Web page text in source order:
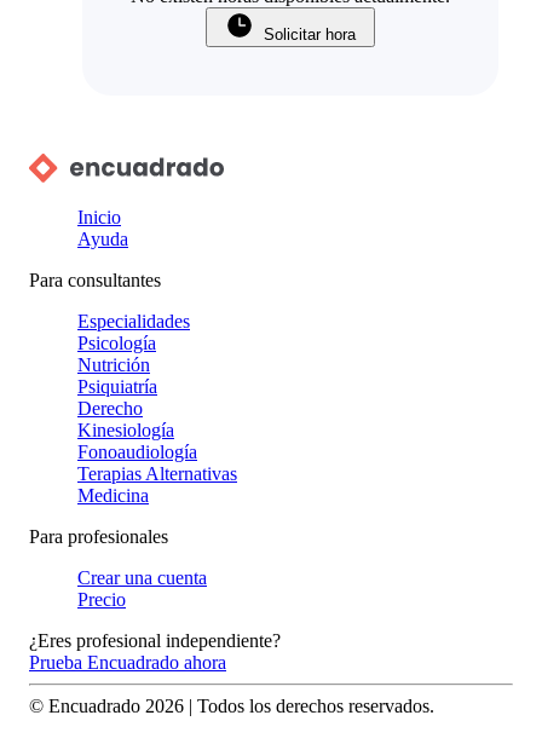
Solicitar hora
Inicio
Ayuda
Para consultantes
Especialidades
Psicología
Nutrición
Psiquiatría
Derecho
Kinesiología
Fonoaudiología
Terapias Alternativas
Medicina
Para profesionales
Crear una cuenta
Precio
¿Eres profesional independiente?
Prueba Encuadrado ahora
© Encuadrado 2026 | Todos los derechos reservados.